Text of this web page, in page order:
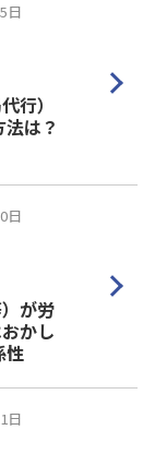
日
行）
は？
日
が労
かし
性
日